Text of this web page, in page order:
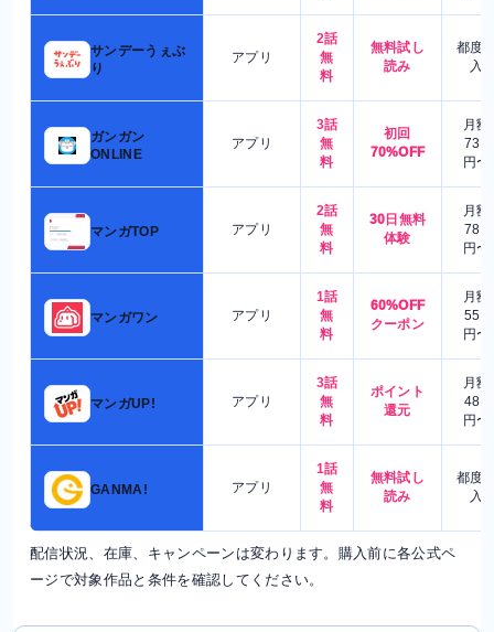
サンデーうぇぶ
り
アプリ
2話
無
料
無料試し
読み
都度
入
ガンガン
ONLINE
アプリ
3話
無
料
初回
70%OFF
月額
730
円〜
マンガTOP アプリ
2話
無
料
30日無料
体験
月額
780
円〜
マンガワン アプリ
1話
無
料
60%OFF
クーポン
月額
550
円〜
マンガUP! アプリ
3話
無
料
ポイント
還元
月額
480
円〜
GANMA! アプリ
1話
無
料
無料試し
読み
都度
入
配信状況、在庫、キャンペーンは変わります。購入前に各公式ペ
ージで対象作品と条件を確認してください。